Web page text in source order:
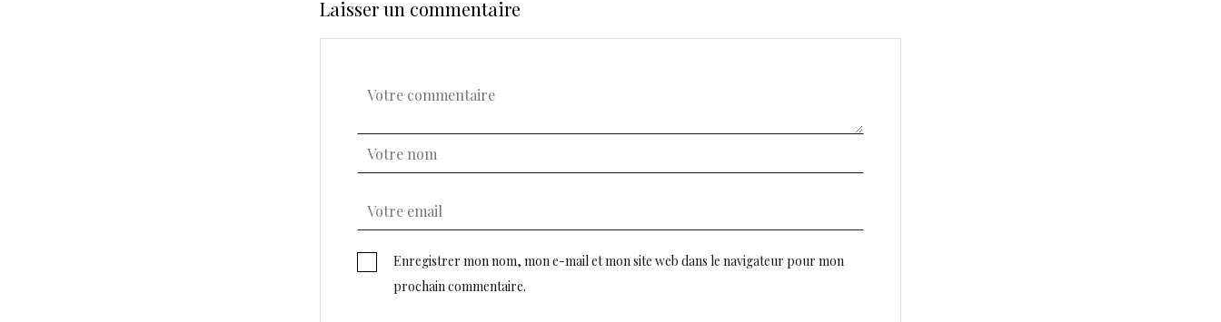
Laisser un commentaire
Enregistrer mon nom, mon e-mail et mon site web dans le navigateur pour mon
prochain commentaire.